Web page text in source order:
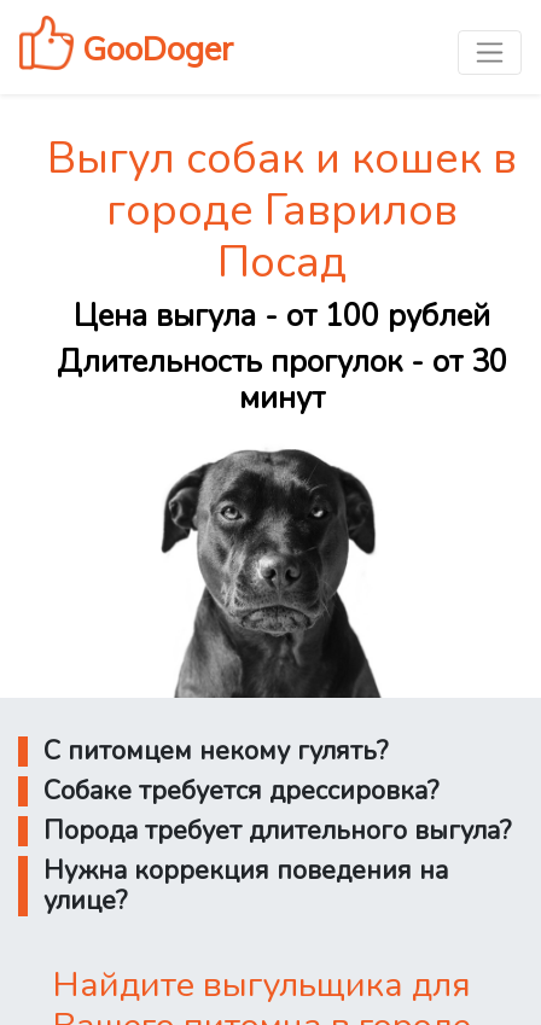
GooDoger
Выгул собак и кошек в
городе Гаврилов
Посад
Цена выгула - от 100 рублей
Длительность прогулок - от 30
минут
С питомцем некому гулять?
Собаке требуется дрессировка?
Порода требует длительного выгула?
Нужна коррекция поведения на
улице?
Найдите выгульщика для